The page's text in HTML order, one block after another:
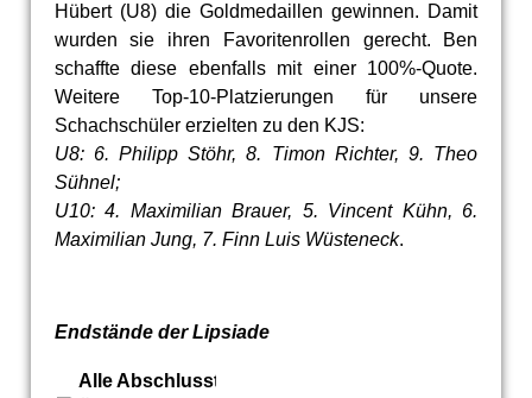
Hübert (U8) die Goldmedaillen gewinnen. Damit
wurden sie ihren Favoritenrollen gerecht. Ben
schaffte diese ebenfalls mit einer 100%-Quote.
Weitere Top-10-Platzierungen für unsere
Schachschüler erzielten zu den KJS:
U8: 6. Philipp Stöhr, 8. Timon Richter, 9. Theo
Sühnel;
U10: 4. Maximilian Brauer, 5. Vincent Kühn, 6.
Maximilian Jung, 7. Finn Luis Wüsteneck.
Endstände der Lipsiade
Alle Abschlusstabellen im